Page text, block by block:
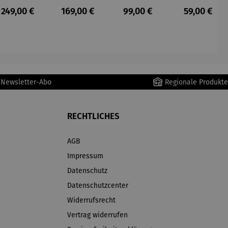
Staubsau
ger
Regulärer Preis:
249,00 €
Staubsau
ger DS02
Regulärer Preis:
169,00 €
uber
Regulärer Preis:
99,00 €
tteuse
Regulärer
59,00 €
Abo Regionale Produkte
RECHTLICHES
AGB
Impressum
Datenschutz
Datenschutzcenter
Widerrufsrecht
Vertrag widerrufen